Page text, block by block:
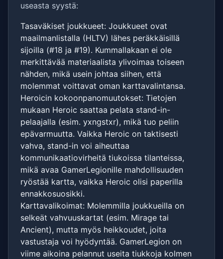
useasta syystä:
Tasaväkiset joukkueet: Joukkueet ovat
maailmanlistalla (HLTV) lähes peräkkäisillä
sijoilla (#18 ja #19). Kummallakaan ei ole
merkittävää materiaalista ylivoimaa toiseen
nähden, mikä usein johtaa siihen, että
molemmat voittavat oman karttavalintansa.
Heroicin kokoonpanomuutokset: Tietojen
mukaan Heroic saattaa pelata stand-in-
pelaajalla (esim. yxngstxr), mikä tuo peliin
epävarmuutta. Vaikka Heroic on taktisesti
vahva, stand-in voi aiheuttaa
kommunikaatiovirheitä tiukoissa tilanteissa,
mikä avaa GamerLegionille mahdollisuuden
ryöstää kartta, vaikka Heroic olisi paperilla
ennakkosuosikki.
Karttavalikoimat: Molemmilla joukkueilla on
selkeät vahvuuskartat (esim. Mirage tai
Ancient), mutta myös heikkoudet, joita
vastustaja voi hyödyntää. GamerLegion on
viime aikoina pelannut useita tiukkoja kolmen